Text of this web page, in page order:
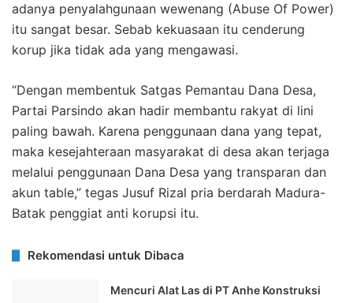
adanya penyalahgunaan wewenang (Abuse Of Power)
itu sangat besar. Sebab kekuasaan itu cenderung
korup jika tidak ada yang mengawasi.
“Dengan membentuk Satgas Pemantau Dana Desa,
Partai Parsindo akan hadir membantu rakyat di lini
paling bawah. Karena penggunaan dana yang tepat,
maka kesejahteraan masyarakat di desa akan terjaga
melalui penggunaan Dana Desa yang transparan dan
akun table,” tegas Jusuf Rizal pria berdarah Madura-
Batak penggiat anti korupsi itu.
Rekomendasi untuk Dibaca
Mencuri Alat Las di PT Anhe Konstruksi